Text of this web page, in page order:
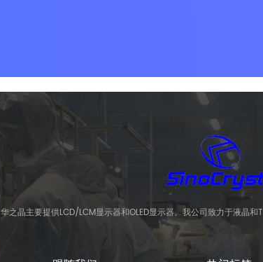
华之晶主要提供LCD/LCM显示器和OLED显示器。我公司致力于液晶和